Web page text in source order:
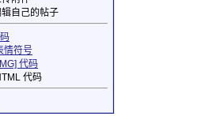
自己的帖子
情符号
代码
代码